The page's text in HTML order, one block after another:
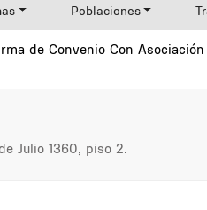
Poblaciones
de Convenio Con
Julio 1360, piso 2.